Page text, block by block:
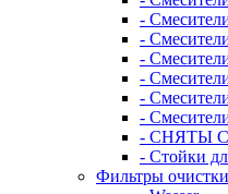
-
-
-
-
-
-
- СНЯТЫ
- Стойки
Фильтры